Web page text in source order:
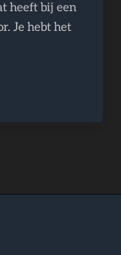
heeft bij een
Je hebt het